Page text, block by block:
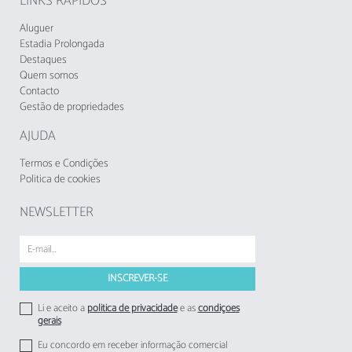
vedado, oferecendo privacidade e segurança.
estimação e fumar no interior do apartamento.
A proximidade de supermercados, restaurantes
tornam este apartamento numa escolha ideal
O alojamento não aceita grupos de jovens,
idade mínima: 25 anos.
desde1 de novembro de 2024, deverá cobrada
pelos empreendimentos turísticos e
estabelecimentos de alojamento local aos
respetivos hóspedes.
Aluguer
Estadia Prolongada
Destaques
Quem somos
Contacto
Gestão de propriedades
AJUDA
Termos e Condições
Politica de cookies
NEWSLETTER
Li e aceito apolitica de privacidadee ascondições
gerais
Eu concordo em receber informação comercial